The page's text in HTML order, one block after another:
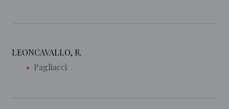
LEONCAVALLO, R.
Pagliacci